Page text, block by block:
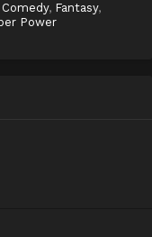
Comedy, Fantasy,
Power